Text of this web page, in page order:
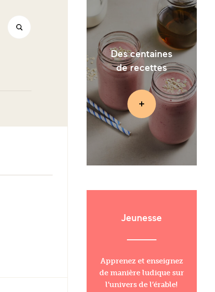
Des centaines
de recettes
Jeunesse
Apprenez et enseignez
de manière ludique sur
l’univers de l’érable!